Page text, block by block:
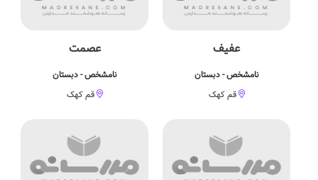
عفیف
نامشخص - دبستان
قم کهک
عصمت
نامشخص - دبستان
قم کهک